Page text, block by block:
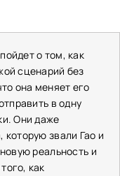
о том, как
сценарий без
она меняет его
в одну
Они даже
звали Гао и
реальность и
как